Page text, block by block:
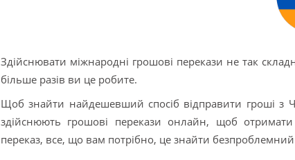
Здійснювати міжнародні грошові перекази не так
більше разів ви це робите.
Щоб знайти найдешевший спосіб відправити гроші з
здійснюють грошові перекази онлайн, щоб
переказ, все, що вам потрібно, це знайти